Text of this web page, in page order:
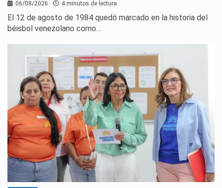
06/08/2026 4 minutos de lectura
El 12 de agosto de 1984 quedó marcado en la historia del
béisbol venezolano como…